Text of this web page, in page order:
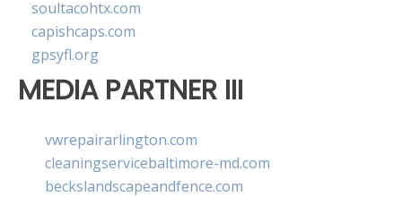
soultacohtx.com
capishcaps.com
gpsyfl.org
MEDIA PARTNER III
vwrepairarlington.com
cleaningservicebaltimore-md.com
beckslandscapeandfence.com